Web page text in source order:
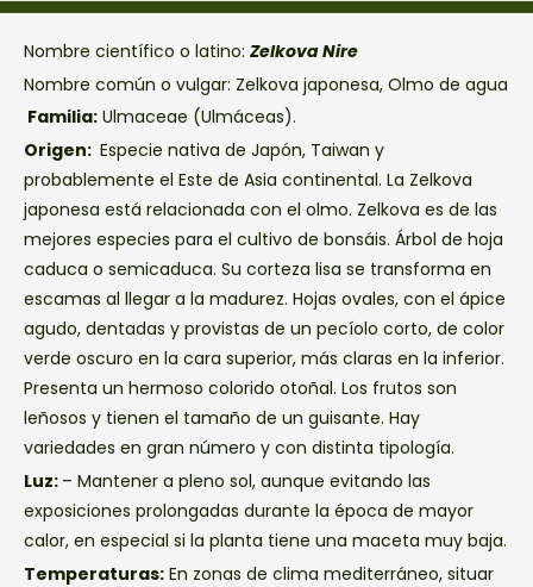
Nombre científico o latino: Zelkova Nire
Nombre común o vulgar: Zelkova japonesa, Olmo de agua
Familia: Ulmaceae (Ulmáceas).
Origen: Especie nativa de Japón, Taiwan y
probablemente el Este de Asia continental. La Zelkova
japonesa está relacionada con el olmo. Zelkova es de las
mejores especies para el cultivo de bonsáis. Árbol de hoja
caduca o semicaduca. Su corteza lisa se transforma en
escamas al llegar a la madurez. Hojas ovales, con el ápice
agudo, dentadas y provistas de un pecíolo corto, de color
verde oscuro en la cara superior, más claras en la inferior.
Presenta un hermoso colorido otoñal. Los frutos son
leñosos y tienen el tamaño de un guisante. Hay
variedades en gran número y con distinta tipología.
Luz: – Mantener a pleno sol, aunque evitando las
exposiciones prolongadas durante la época de mayor
calor, en especial si la planta tiene una maceta muy baja.
Temperaturas: En zonas de clima mediterráneo, situar